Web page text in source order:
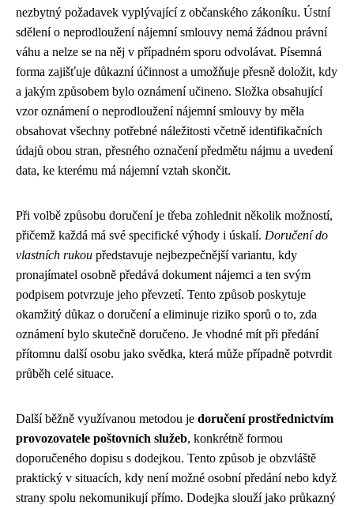
nezbytný požadavek vyplývající z občanského zákoníku. Ústní
sdělení o neprodloužení nájemní smlouvy nemá žádnou právní
váhu a nelze se na něj v případném sporu odvolávat. Písemná
forma zajišťuje důkazní účinnost a umožňuje přesně doložit, kdy
a jakým způsobem bylo oznámení učineno. Složka obsahující
vzor oznámení o neprodloužení nájemní smlouvy by měla
obsahovat všechny potřebné náležitosti včetně identifikačních
údajů obou stran, přesného označení předmětu nájmu a uvedení
data, ke kterému má nájemní vztah skončit.
Při volbě způsobu doručení je třeba zohlednit několik možností,
přičemž každá má své specifické výhody i úskalí. Doručení do
vlastních rukou představuje nejbezpečnější variantu, kdy
pronajímatel osobně předává dokument nájemci a ten svým
podpisem potvrzuje jeho převzetí. Tento způsob poskytuje
okamžitý důkaz o doručení a eliminuje riziko sporů o to, zda
oznámení bylo skutečně doručeno. Je vhodné mít při předání
přítomnu další osobu jako svědka, která může případně potvrdit
průběh celé situace.
Další běžně využívanou metodou je doručení prostřednictvím
provozovatele poštovních služeb, konkrétně formou
doporučeného dopisu s dodejkou. Tento způsob je obzvláště
praktický v situacích, kdy není možné osobní předání nebo když
strany spolu nekomunikují přímo. Dodejka slouží jako průkazný